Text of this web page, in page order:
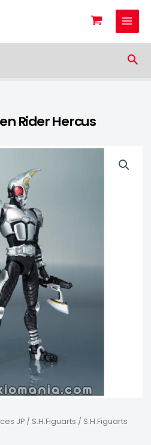
Rider Hercus
JP/ S.H.Figuarts / S.H.Figuarts